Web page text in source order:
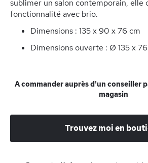
sublimer un salon contemporain, elle
fonctionnalité avec brio.
Dimensions : 135 x 90 x 76 cm
Dimensions ouverte : Ø 135 x
A commander auprès d'un conseiller
magasin
Trouvez moi en